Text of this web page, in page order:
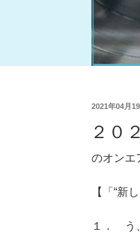
2021年04月
２０
のオン
【「“新
１． う